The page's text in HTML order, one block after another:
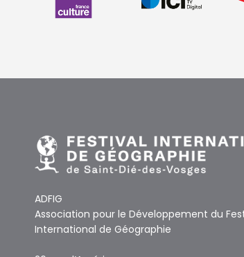
ADFIG
Association pour le Développement du
International de Géographie